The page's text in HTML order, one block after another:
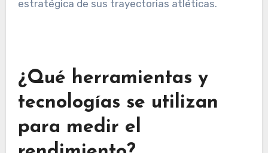
entrenadores deben comunicar estas ideas a los
jugadores para fomentar la planificación
estratégica de sus trayectorias atléticas.